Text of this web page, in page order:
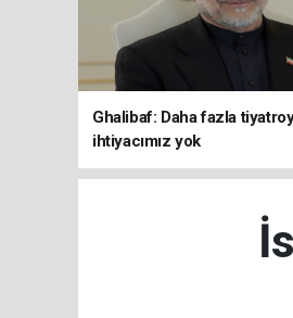
Ghalibaf: Daha fazla
ihtiyacımız yok